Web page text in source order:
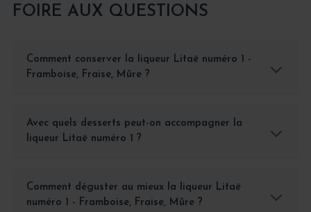
FOIRE AUX QUESTIONS
Comment conserver la liqueur Litaë numéro 1 -
Framboise, Fraise, Mûre ?
Avec quels desserts peut-on accompagner la
liqueur Litaë numéro 1 ?
Comment déguster au mieux la liqueur Litaë
numéro 1 - Framboise, Fraise, Mûre ?